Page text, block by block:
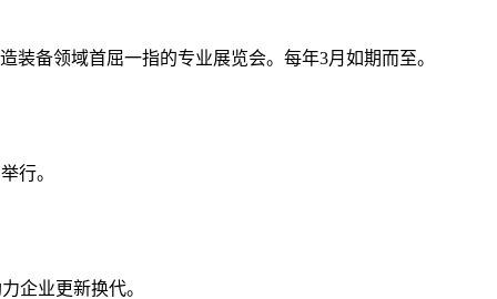
备领域首屈一指的专业展览会。每年3月如期而至。
行。
企业更新换代。